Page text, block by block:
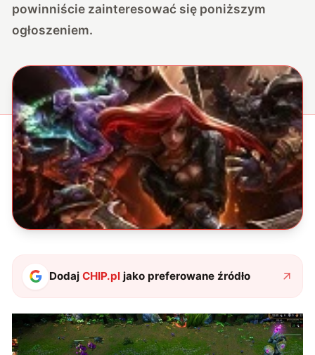
powinniście zainteresować się poniższym
ogłoszeniem.
DodajCHIP.pl jako preferowane źródło